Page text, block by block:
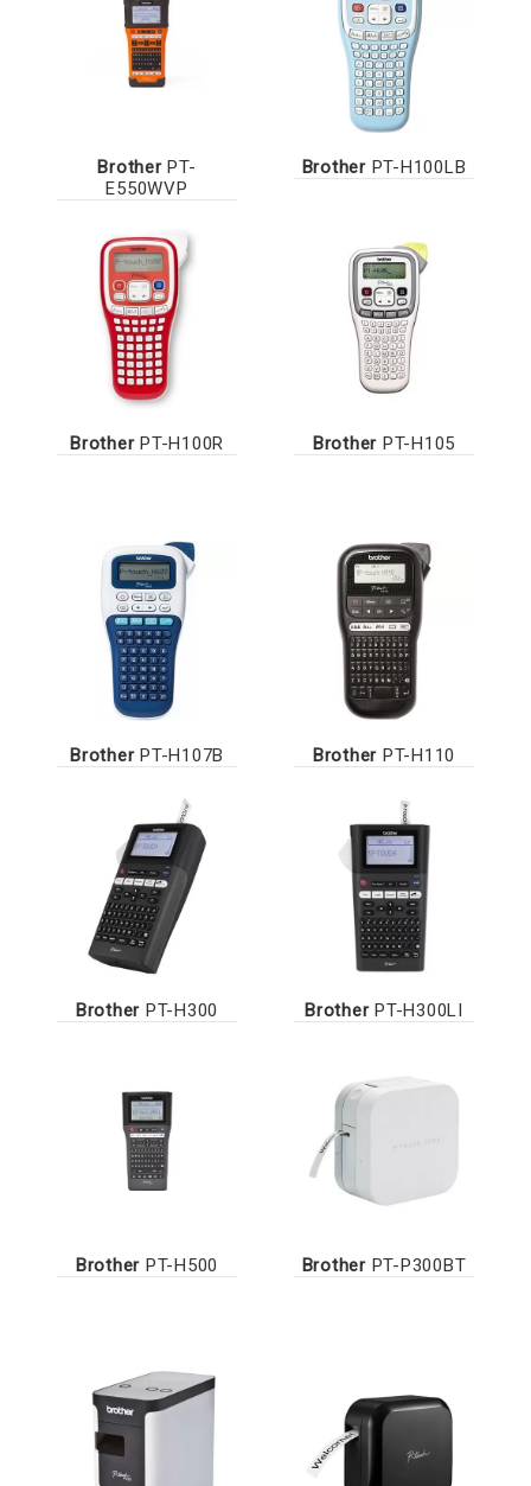
BrotherPT-
E550WVP
BrotherPT-H100LB
BrotherPT-H100R Brother PT-H105
BrotherPT-H107B Brother PT-H110
Brother PT-H300 BrotherPT-H300LI
Brother PT-H500 BrotherPT-P300BT